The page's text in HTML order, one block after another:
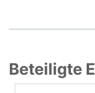
Beteiligte